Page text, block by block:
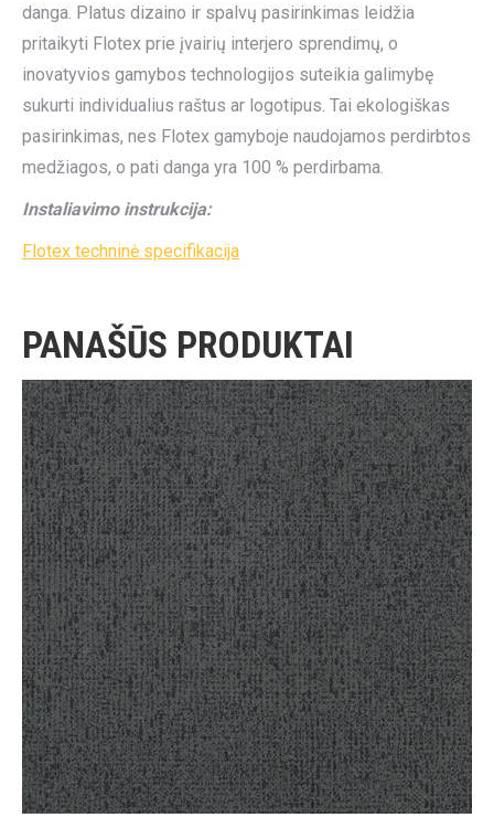
danga. Platus dizaino ir spalvų pasirinkimas leidžia
pritaikyti Flotex prie įvairių interjero sprendimų, o
inovatyvios gamybos technologijos suteikia galimybę
sukurti individualius raštus ar logotipus. Tai ekologiškas
pasirinkimas, nes Flotex gamyboje naudojamos perdirbtos
medžiagos, o pati danga yra 100 % perdirbama.
Instaliavimo instrukcija:
Flotex techninė specifikacija
PANAŠŪS PRODUKTAI